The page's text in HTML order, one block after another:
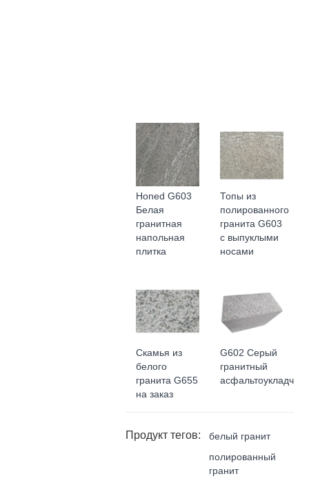
Honed G603
Белая
гранитная
напольная
плитка
Топы из
полированного
гранита G603
с выпуклыми
носами
Скамья из
белого
гранита G655
на заказ
G602 Серый
гранитный
асфальтоукладчик
Продукт тегов:
белый гранит
полированный
гранит